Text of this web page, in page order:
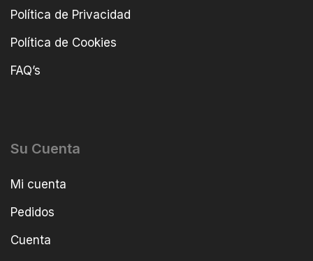
Política de Privacidad
Política de Cookies
FAQ’s
Su Cuenta
Mi cuenta
Pedidos
Cuenta